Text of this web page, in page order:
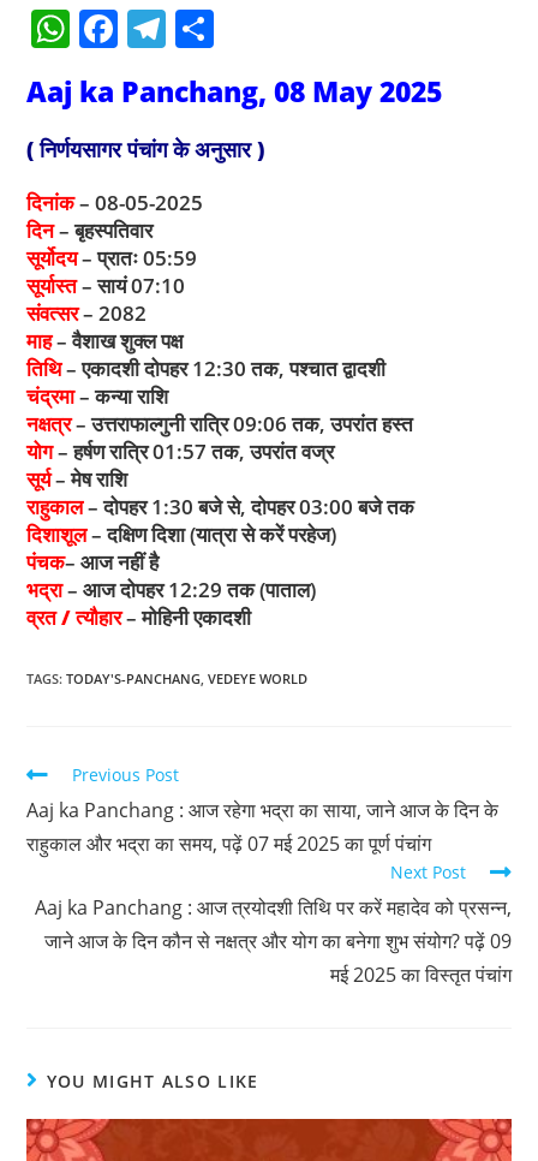
W
h
at
s
A
p
p
F
c
e
b
o
o
k
T
el
e
gr
a
m
ar
e
Aaj ka Panchang, 08 May 2025
( निर्णयसागर पंचांग के अनुसार )
दिनांक– 08-05-2025
दिन– बृहस्पतिवार
सूर्योदय– प्रातः 05:59
सूर्यास्त– सायं 07:10
संवत्सर– 2082
माह– वैशाख शुक्ल पक्ष
तिथि– एकादशी दोपहर 12:30 तक, पश्चात द्वादशी
चंद्रमा– कन्या राशि
नक्षत्र– उत्तराफाल्गुनी रात्रि 09:06 तक, उपरांत हस्त
योग– हर्षण रात्रि 01:57 तक, उपरांत वज्र
सूर्य– मेष राशि
राहुकाल– दोपहर 1:30 बजे से, दोपहर 03:00 बजे तक
दिशाशूल– दक्षिण दिशा (यात्रा से करें परहेज)
पंचक– आज नहीं है
भद्रा– आज दोपहर 12:29 तक (पाताल)
व्रत / त्यौहार– मोहिनी एकादशी
TAGS:TODAY'S-PANCHANG VEDEYE WORLD
Previous Post
Aaj ka Panchang : आज रहेगा भद्रा का साया, जाने आज के दिन के
राहुकाल और भद्रा का समय, पढ़ें 07 मई 2025 का पूर्ण पंचांग
Next Post
Aaj ka Panchang : आज त्रयोदशी तिथि पर करें महादेव को प्रसन्न,
जाने आज के दिन कौन से नक्षत्र और योग का बनेगा शुभ संयोग? पढ़ें 09
मई 2025 का विस्तृत पंचांग
YOU MIGHT ALSO LIKE